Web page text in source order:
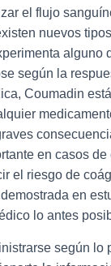
el flujo
nuevos
alguno
según la
Coumadin
en casos de
el riesgo de
en
lo antes
según lo